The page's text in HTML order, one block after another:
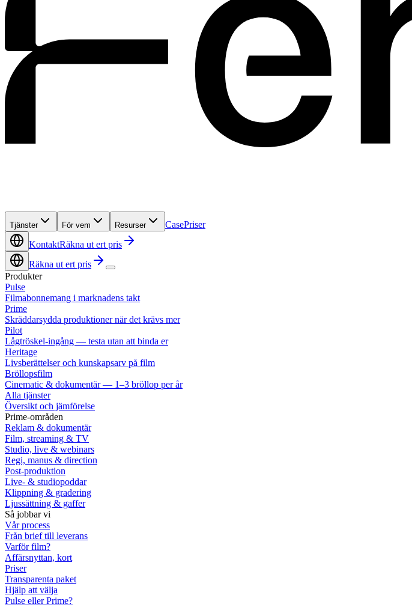
Tjänster För vem Resurser CasePriser
KontaktRäkna ut ert pris
Räkna ut ert pris
Produkter
Pulse
Filmabonnemang i marknadens takt
Prime
Skräddarsydda produktioner när det krävs mer
Pilot
Lågtröskel-ingång — testa utan att binda er
Heritage
Livsberättelser och kunskapsarv på film
Bröllopsfilm
Cinematic & dokumentär — 1–3 bröllop per år
Alla tjänster
Översikt och jämförelse
Prime-områden
Reklam & dokumentär
Film, streaming & TV
Studio, live & webinars
Regi, manus & direction
Post-produktion
Live- & studiopoddar
Klippning & gradering
Ljussättning & gaffer
Så jobbar vi
Vår process
Från brief till leverans
Varför film?
Affärsnyttan, kort
Priser
Transparenta paket
Hjälp att välja
Pulse eller Prime?